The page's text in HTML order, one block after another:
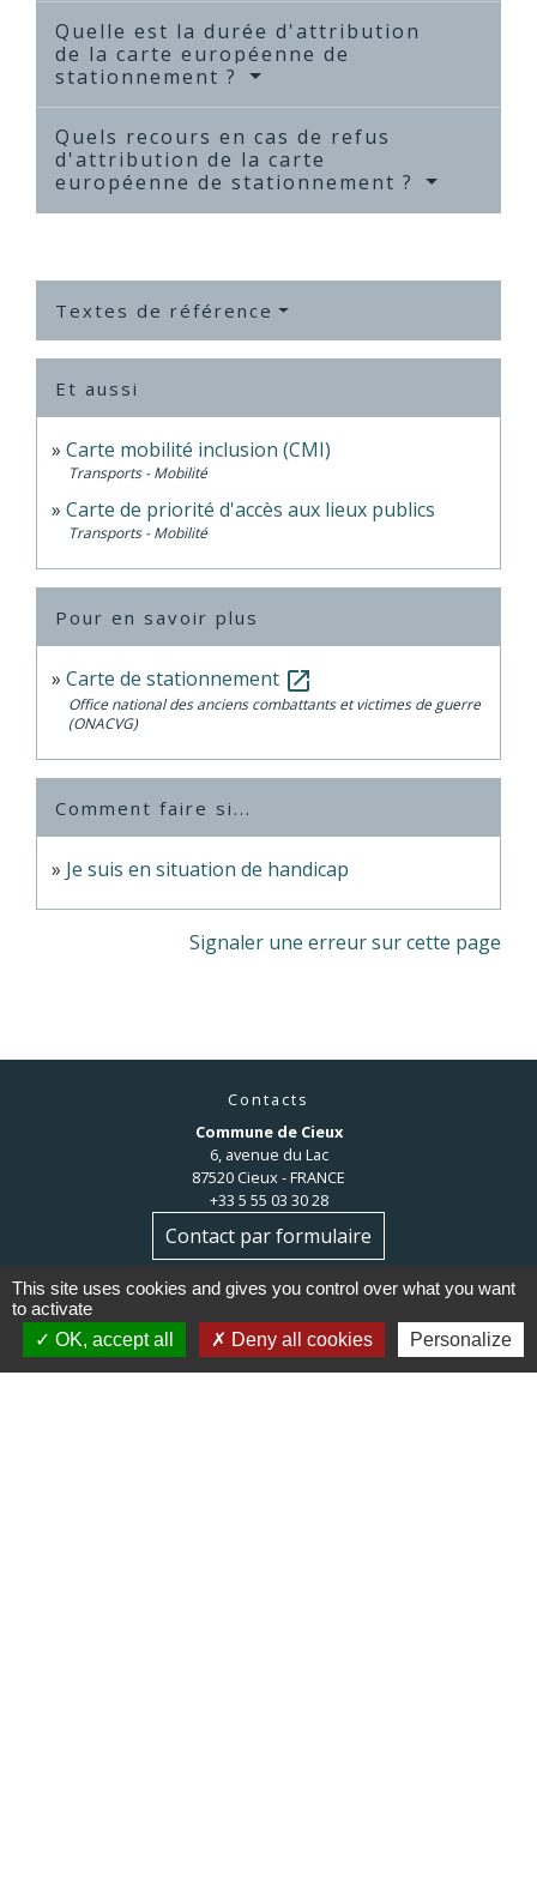
Quelle est la durée d'attribution
de la carte européenne de
stationnement ?
Quels recours en cas de refus
d'attribution de la carte
européenne de stationnement ?
Textes de référence
Et aussi
Carte mobilité inclusion (CMI)
Transports - Mobilité
Carte de priorité d'accès aux lieux publics
Transports - Mobilité
Pour en savoir plus
Carte de stationnement open_in_new
Office national des anciens combattants et victimes de guerre
(ONACVG)
Comment faire si...
Je suis en situation de handicap
Signaler une erreur sur cette page
Contacts
Commune de Cieux
6, avenue du Lac
87520 Cieux - FRANCE
+33 5 55 03 30 28
Contact par formulaire
This site uses cookies and gives you control over what you want
to activate
OK, accept all
Deny all cookies Personalize